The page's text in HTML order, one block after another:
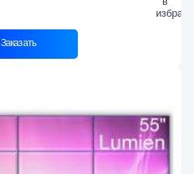
Заказать